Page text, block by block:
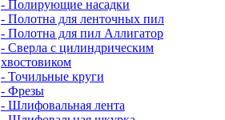
- Полирующие насадки
- Полотна для ленточных пил
- Полотна для пил Аллигатор
- Сверла с цилиндрическим
хвостовиком
- Точильные круги
- Фрезы
- Шлифовальная лента